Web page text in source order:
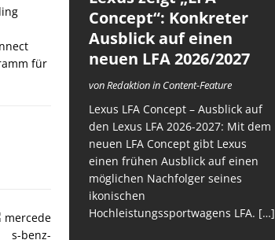
für
Concept“: Konkreter
Ausblick auf einen
neuen LFA 2026/2027
von Redaktion in Content-Feature
Lexus LFA Concept – Ausblick auf
den Lexus LFA 2026-2027: Mit dem
neuen LFA Concept gibt Lexus
einen frühen Ausblick auf einen
möglichen Nachfolger seines
ikonischen
Hochleistungssportwagens LFA. […]